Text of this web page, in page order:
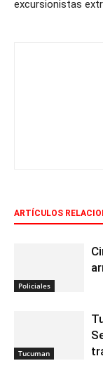
excursionistas
ARTÍCULOS
Policiales
Tucuman